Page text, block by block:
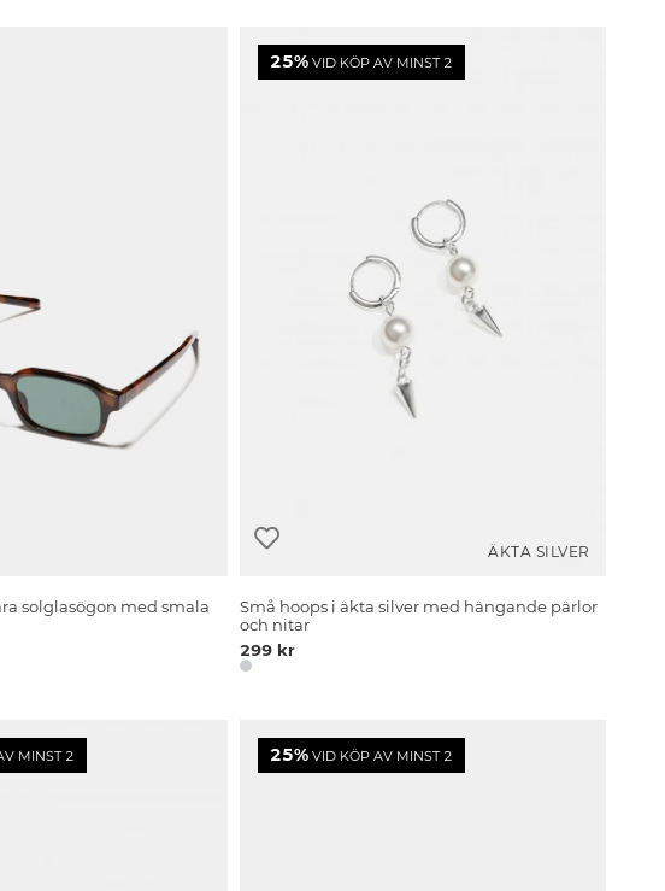
solglasögon med smala
25% VID KÖP AV MINST 2
ÄKTA SILVER
Små hoops i äkta silver med hängande pärlor
och nitar
299 kr
MINST 2 25% VID KÖP AV MINST 2